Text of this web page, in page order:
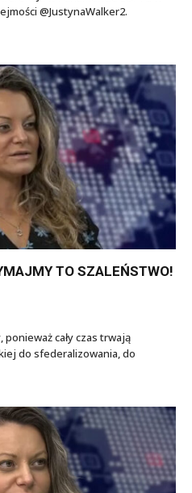
@JustynaWalker2.
TO SZALEŃSTWO!
cały czas trwają
do sfederalizowania, do